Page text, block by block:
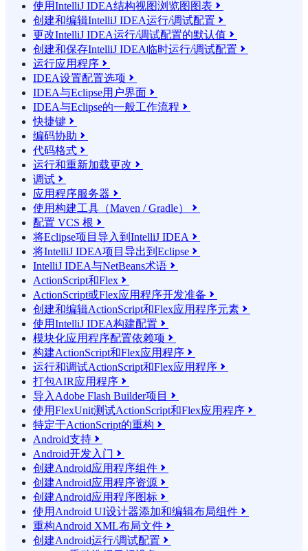
使用IntelliJ IDEA结构视图浏览图图表 
创建和编辑IntelliJ IDEA运行/调试配置 
更改IntelliJ IDEA运行/调试配置的默认值 
创建和保存IntelliJ IDEA临时运行/调试配置 
运行应用程序 
IDEA设置配置选项 
IDEA与Eclipse用户界面 
IDEA与Eclipse的一般工作流程 
快捷键 
编码协助 
代码格式 
运行和重新加载更改 
调试 
应用程序服务器 
使用构建工具（Maven / Gradle） 
配置 VCS 根 
将Eclipse项目导入到IntelliJ IDEA 
将IntelliJ IDEA项目导出到Eclipse 
IntelliJ IDEA与NetBeans术语 
ActionScript和Flex 
ActionScript或Flex应用程序开发准备 
创建和编辑ActionScript和Flex应用程序元素 
使用IntelliJ IDEA构建配置 
模块化应用程序配置依赖项 
构建ActionScript和Flex应用程序 
运行和调试ActionScript和Flex应用程序 
打包AIR应用程序 
导入Adobe Flash Builder项目 
使用FlexUnit测试ActionScript和Flex应用程序 
特定于ActionScript的重构 
Android支持 
Android开发入门 
创建Android应用程序组件 
创建Android应用程序资源 
创建Android应用程序图标 
使用Android UI设计器添加和编辑布局组件 
重构Android XML布局文件 
创建Android运行/调试配置 